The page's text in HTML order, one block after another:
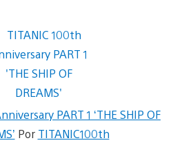
PART 1 ‘THE SHIP OF
Por TITANIC100th